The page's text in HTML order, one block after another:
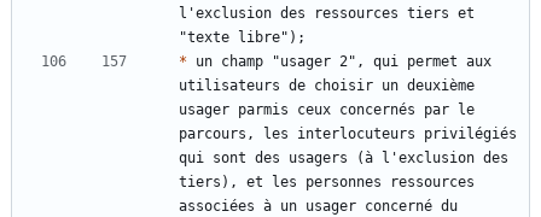
l'exclusion des ressources tiers et
* un champ "usager 2", qui permet aux
utilisateurs de choisir un deuxième
usager parmis ceux concernés par le
parcours, les interlocuteurs privilégiés
qui sont des usagers (à l'exclusion des
tiers), et les personnes ressources
associées à un usager concerné du